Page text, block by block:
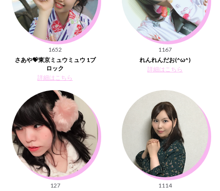
1652
さあや💝東京ミュウミュウ 1ブ
ロック
詳細はこちら
1167
れんれんだお(^ω^)
詳細はこちら
127
1114